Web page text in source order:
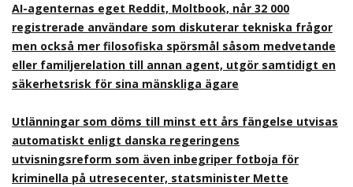
AI-agenternas eget Reddit, Moltbook, når 32 000
registrerade användare som diskuterar tekniska frågor
men också mer filosofiska spörsmål såsom medvetande
eller familjerelation till annan agent, utgör samtidigt en
säkerhetsrisk för sina mänskliga ägare
Utlänningar som döms till minst ett års fängelse utvisas
automatiskt enligt danska regeringens
utvisningsreform som även inbegriper fotboja för
kriminella på utresecenter, statsminister Mette